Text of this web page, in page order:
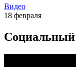
Видео
18 февраля
Социальный